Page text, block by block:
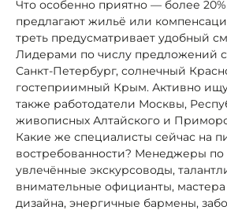
Что особенно приятно — более
предлагают жильё или
треть предусматривает удобный
Лидерами по числу предложений
Санкт-Петербург, солнечный
гостеприимный Крым. Активно
также работодатели Москвы,
живописных Алтайского и
Какие же специалисты сейчас на
востребованности? Менеджеры
увлечённые экскурсоводы,
внимательные официанты,
дизайна, энергичные бармены,